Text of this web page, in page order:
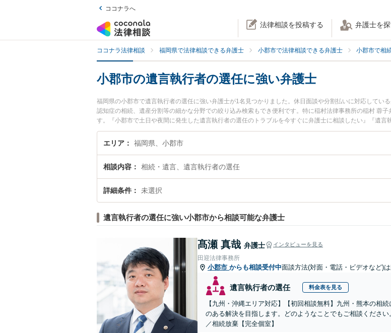
ココナラへ
法律相談を投稿する 弁護士を
ココナラ法律相談 福岡県で法律相談できる弁護士 小郡市で法律相談できる弁護士 小郡市で相
小郡市の遺言執行者の選任に強い弁護士
福岡県の小郡市で遺言執行者の選任に強い弁護士が1名見つかりました。休日面談や分割払いに対応してい
認知症の相続、遺産分割等の細かな分野での絞り込み検索もでき便利です。特に稲村法律事務所の稲村 蓉
す。『小郡市で土日や夜間に発生した遺言執行者の選任のトラブルを今すぐに弁護士に相談したい』『遺言
『初回相談無料で遺言執行者の選任を法律相談できる小郡市内の弁護士に相談予約したい』などでお困りの
エリア 福岡県、小郡市
相談内容 相続・遺言、遺言執行者の選任
詳細条件 未選択
遺言執行者の選任に強い小郡市から相談可能な弁護士
髙瀬 真哉 弁護士 インタビューを見る
田迎法律事務所
小郡市 からも相談受付中面談方法(対面・電話・ビデオなど)
遺言執行者の選任 料金表を見る
【九州・沖縄エリア対応】【初回相談無料】九州・熊本の相
のある解決を目指します。どのようなことでもご相談くださ
／相続放棄【完全個室】